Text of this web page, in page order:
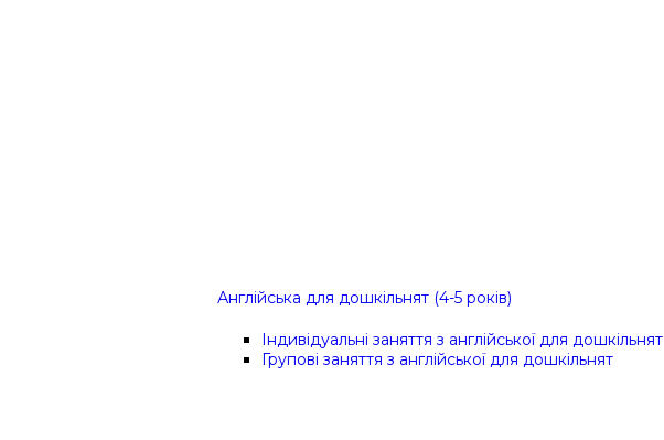
Англійська для дошкільнят (4-5 років)
Індивідуальні заняття з англійської для дошкільнят
Групові заняття з англійської для дошкільнят